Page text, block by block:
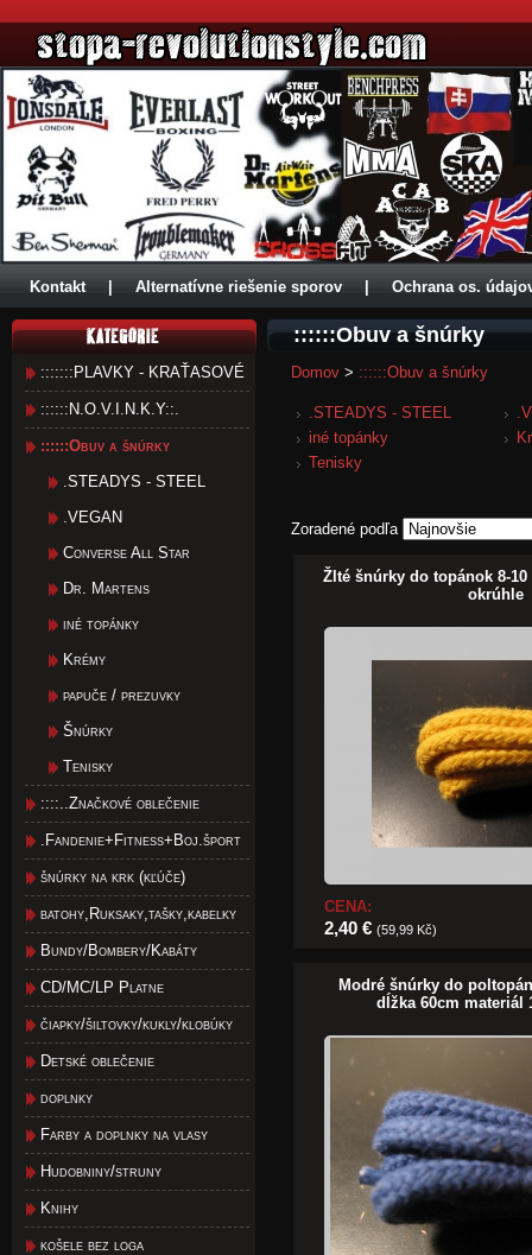
Kontakt Alternatívne riešenie sporov Ochrana os.
:::::::PLAVKY - KRAŤASOVÉ
::::::N.O.V.I.N.K.Y::.
::::::Obuv a šnúrky
.STEADYS - STEEL
.VEGAN
Converse All Star
Dr. Martens
iné topánky
Krémy
papuče / prezuvky
Šnúrky
Tenisky
::::..Značkové oblečenie
.Fandenie+Fitness+Boj.šport
šnúrky na krk (kľúče)
batohy,Ruksaky,tašky,kabelky
Bundy/Bombery/Kabáty
CD/MC/LP Platne
čiapky/šiltovky/kukly/klobúky
Detské oblečenie
doplnky
Farby a doplnky na vlasy
Hudobniny/struny
Knihy
košele bez loga
::::::Obuv a šnúrky
Domov > ::::::Obuv a šnúrky
.STEADYS - STEEL
iné topánky
Tenisky
Zoradené podľa
Žlté šnúrky do topánok 8-
okrúhle
CENA:
2,40 € (59,99 Kč)
Modré šnúrky do
dĺžka 60cm materiál